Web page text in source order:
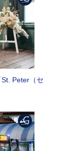
Peter（セ